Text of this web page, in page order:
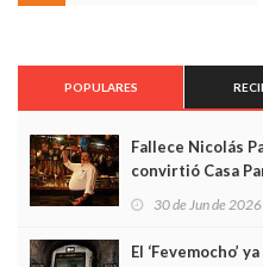
POPULARES
Fallece Nicolás
convirtió Casa
Asturias en
30 de Jun de 2026
El ‘Fevemocho’